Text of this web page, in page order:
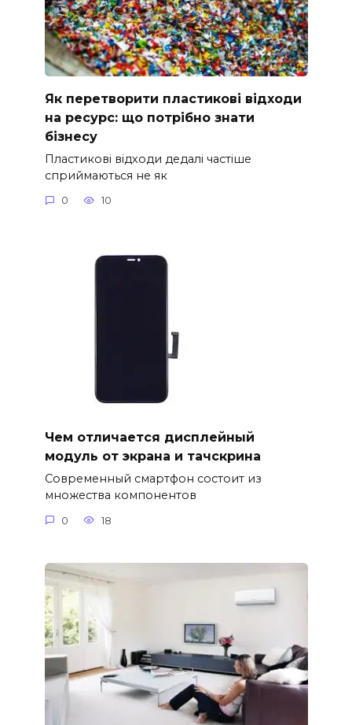
Як перетворити пластикові відходи
на ресурс: що потрібно знати
бізнесу
Пластикові відходи дедалі частіше
сприймаються не як
0 10
Чем отличается дисплейный
модуль от экрана и тачскрина
Современный смартфон состоит из
множества компонентов
0 18